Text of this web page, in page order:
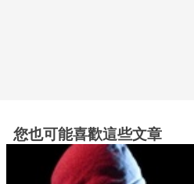
您也可能喜歡這些文章